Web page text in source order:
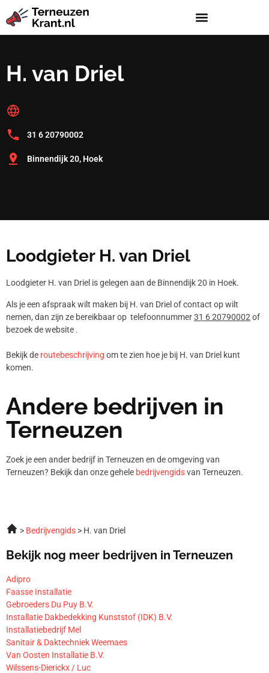
H. van Driel
31 6 20790002
Binnendijk 20, Hoek
Loodgieter H. van Driel
Loodgieter H. van Driel is gelegen aan de Binnendijk 20 in Hoek.
Als je een afspraak wilt maken bij H. van Driel of contact op wilt
nemen, dan zijn ze bereikbaar op telefoonnummer31 6 20790002 of
bezoek de website .
Bekijk de routebeschrijving om te zien hoe je bij H. van Driel kunt
komen.
Andere bedrijven in
Terneuzen
Zoek je een ander bedrijf in Terneuzen en de omgeving van
Terneuzen? Bekijk dan onze gehele bedrijvengidsvan Terneuzen.
Bedrijvengids H. van Driel
Bekijk nog meer bedrijven in Terneuzen
Adipro
Faasse Installatie
Gebroeders Du Puy B.V.
Installatie Dakbedekking Kunststof (IDK) B.V.
Installatiebedrijf Mel
Sanitair & Daktechniek Weemaes
Van Oosten Installatie B.V.
Wilssens-Dierickx / Luc